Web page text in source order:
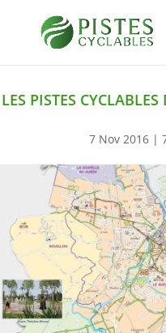
LES PISTES
7 Nov 2016 |